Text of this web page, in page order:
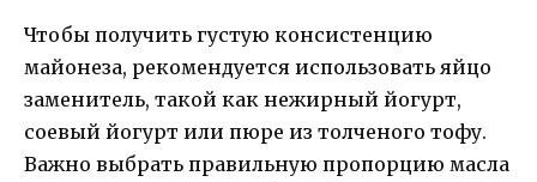
Чтобы получить густую консистенцию
майонеза, рекомендуется использовать яйцо
заменитель, такой как нежирный йогурт,
соевый йогурт или пюре из толченого тофу.
Важно выбрать правильную пропорцию масла